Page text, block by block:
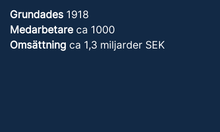
Grundades 1918
Medarbetare ca 1000
Omsättning ca 1,3 miljarder SEK